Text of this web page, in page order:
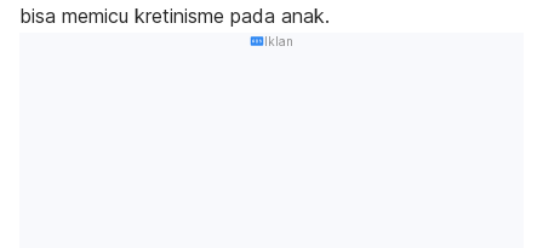
bisa memicu kretinisme pada anak.
Iklan